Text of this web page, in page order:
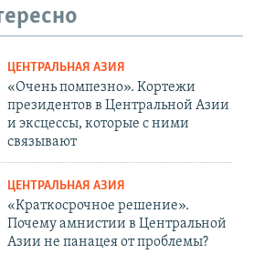
ЦЕНТРАЛЬНАЯ АЗИЯ
«Очень помпезно». Кортежи
президентов в Центральной Азии
и эксцессы, которые с ними
связывают
ЦЕНТРАЛЬНАЯ АЗИЯ
«Краткосрочное решение».
Почему амнистии в Центральной
Азии не панацея от проблемы?